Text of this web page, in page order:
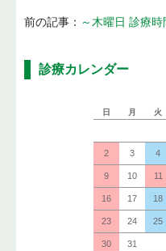
前の記事： ～木曜日 診療
診療カレンダー